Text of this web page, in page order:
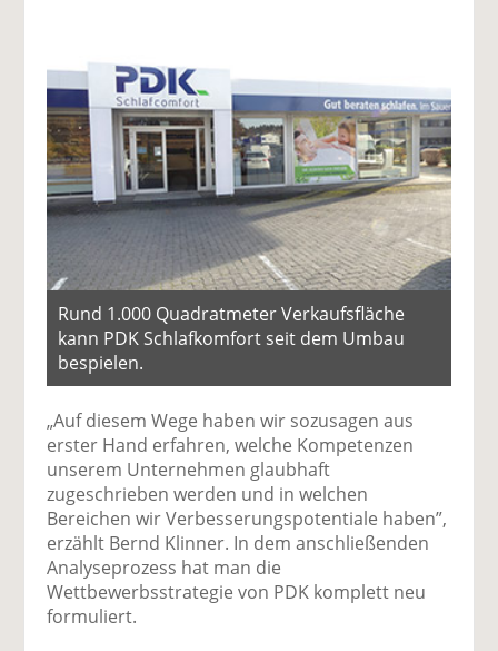
Rund 1.000 Quadratmeter Verkaufsfläche
kann PDK Schlafkomfort seit dem Umbau
bespielen.
„Auf diesem Wege haben wir sozusagen aus
erster Hand erfahren, welche Kompetenzen
unserem Unternehmen glaubhaft
zugeschrieben werden und in welchen
Bereichen wir Verbesserungspotentiale haben”,
erzählt Bernd Klinner. In dem anschließenden
Analyseprozess hat man die
Wettbewerbsstrategie von PDK komplett neu
formuliert.